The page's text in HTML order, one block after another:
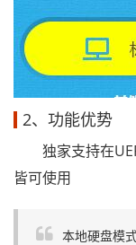
2、功能优势
独家支持在
皆可使用
本地硬盘模